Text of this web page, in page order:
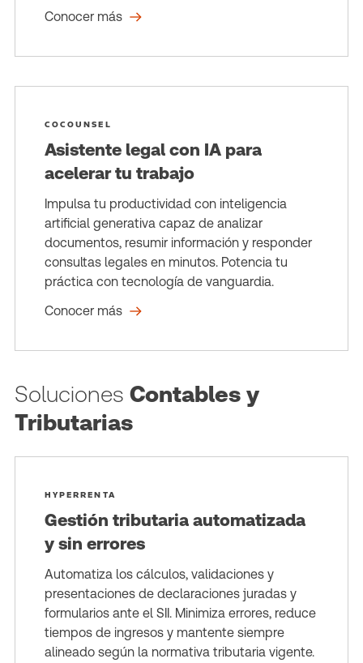
Conocer más
COCOUNSEL
Asistente legal con IA para
acelerar tu trabajo
Impulsa tu productividad con inteligencia
artificial generativa capaz de analizar
documentos, resumir información y responder
consultas legales en minutos. Potencia tu
práctica con tecnología de vanguardia.
Conocer más
Soluciones Contables y
Tributarias
HYPERRENTA
Gestión tributaria automatizada
y sin errores
Automatiza los cálculos, validaciones y
presentaciones de declaraciones juradas y
formularios ante el SII. Minimiza errores, reduce
tiempos de ingresos y mantente siempre
alineado según la normativa tributaria vigente.